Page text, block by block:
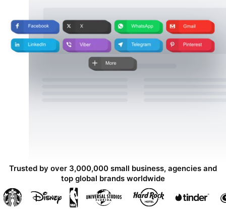
Trusted by over 3,000,000 small business, agencies and
top global brands worldwide